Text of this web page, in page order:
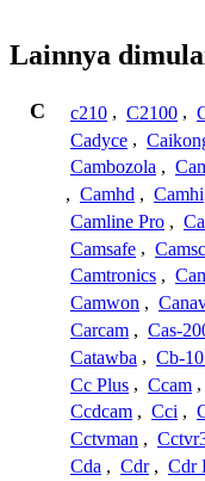
Lainnya
C c210 , C2100 ,
Cadyce ,
Cambozola ,
, Camhd , Camhi
Camline Pro ,
Camsafe ,
Camtronics ,
Camwon ,
Carcam , Cas-
Catawba , Cb-
Cc Plus , Ccam ,
Ccdcam , Cci ,
Cctvman ,
Cda , Cdr , Cdr